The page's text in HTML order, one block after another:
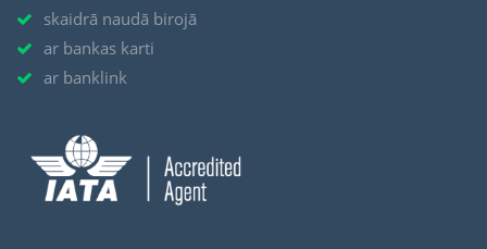
skaidrā naudā birojā
ar bankas karti
ar banklink